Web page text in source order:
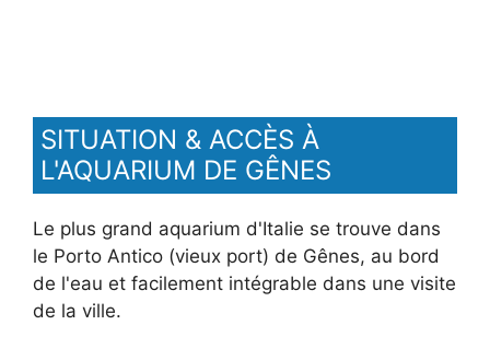
SITUATION & ACCÈS À
L'AQUARIUM DE GÊNES
Le plus grand aquarium d'Italie se trouve dans
le Porto Antico (vieux port) de Gênes, au bord
de l'eau et facilement intégrable dans une visite
de la ville.